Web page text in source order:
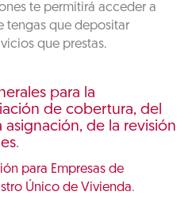
te permitirá acceder a
tengas que depositar
que prestas.
para la
de cobertura, del
asignación, de la revisión
.
para Empresas de
Único de Vivienda.